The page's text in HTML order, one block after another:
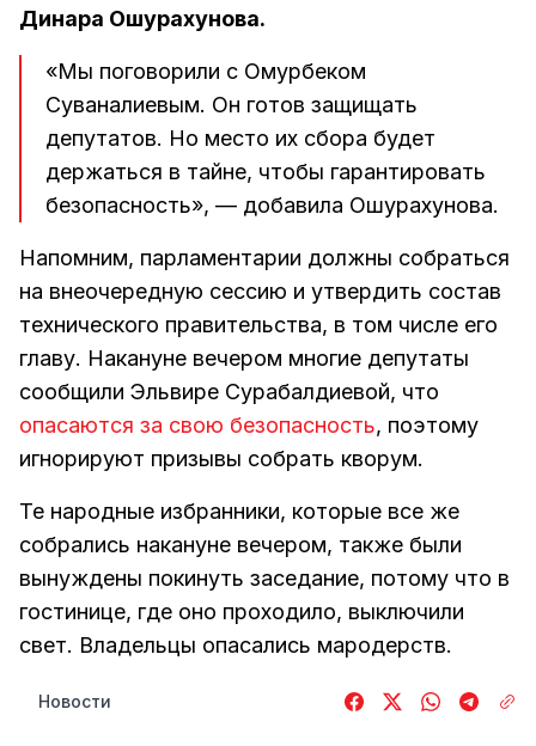
Динара Ошурахунова.
«Мы поговорили с Омурбеком
Суваналиевым. Он готов защищать
депутатов. Но место их сбора будет
держаться в тайне, чтобы гарантировать
безопасность», — добавила Ошурахунова.
Напомним, парламентарии должны собраться
на внеочередную сессию и утвердить состав
технического правительства, в том числе его
главу. Накануне вечером многие депутаты
сообщили Эльвире Сурабалдиевой, что
опасаются за свою безопасность, поэтому
игнорируют призывы собрать кворум.
Те народные избранники, которые все же
собрались накануне вечером, также были
вынуждены покинуть заседание, потому что в
гостинице, где оно проходило, выключили
свет. Владельцы опасались мародерств.
Новости